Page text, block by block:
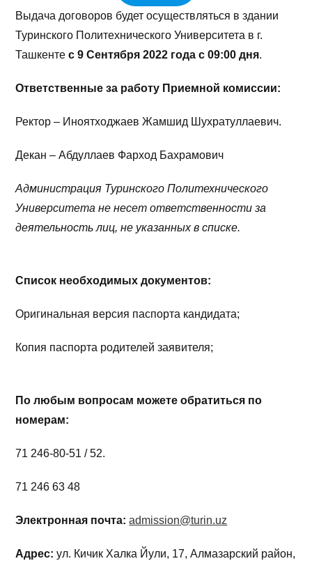
Выдача договоров будет осуществляться в здании
Туринского Политехнического Университета в г.
Ташкентес 9 Сентября 2022 года с 09:00 дня.
Ответственные за работу Приемной комиссии:
Ректор – Иноятходжаев Жамшид Шухратуллаевич.
Декан – Абдуллаев Фарход Бахрамович
Администрация Туринского Политехнического
Университета не несет ответственности за
деятельность лиц, не указанных в списке.
Список необходимых документов:
Оригинальная версия паспорта кандидата;
Копия паспорта родителей заявителя;
По любым вопросам можете обратиться по
номерам:
71 246-80-51 / 52.
71 246 63 48
Электронная почта: admission@turin.uz
Адрес: ул. Кичик Халка Йули, 17, Алмазарский район,